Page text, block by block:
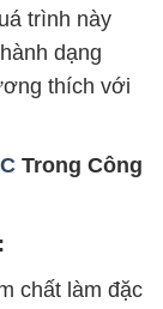
trình này
dạng
thích với
Trong Công
chất làm đặc